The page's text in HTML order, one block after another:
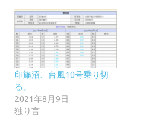
印旛沼、台風10号乗り切
る。
2021年8月9日
独り言